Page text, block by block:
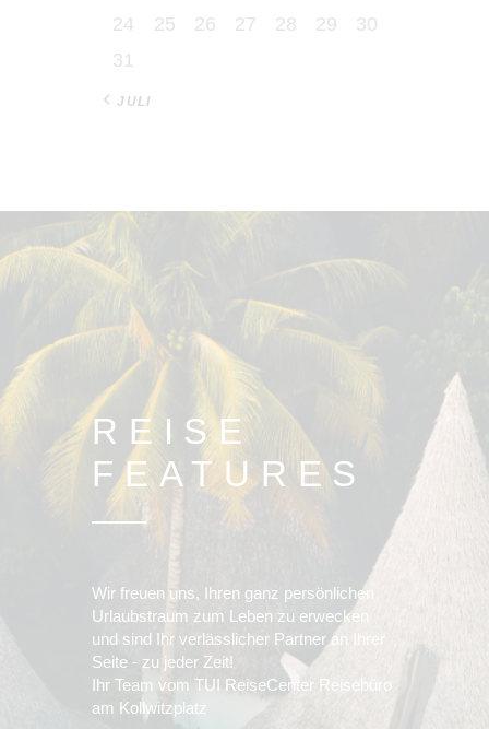
24
25 26 27 28 29
30
31
« JULI
REISE
FEATURES
Wir freuen uns, Ihren ganz persönlichen
Urlaubstraum zum Leben zu erwecken
und sind Ihr verlässlicher Partner an Ihrer
Seite - zu jeder Zeit!
Ihr Team vom TUI ReiseCenter Reisebüro
am Kollwitzplatz